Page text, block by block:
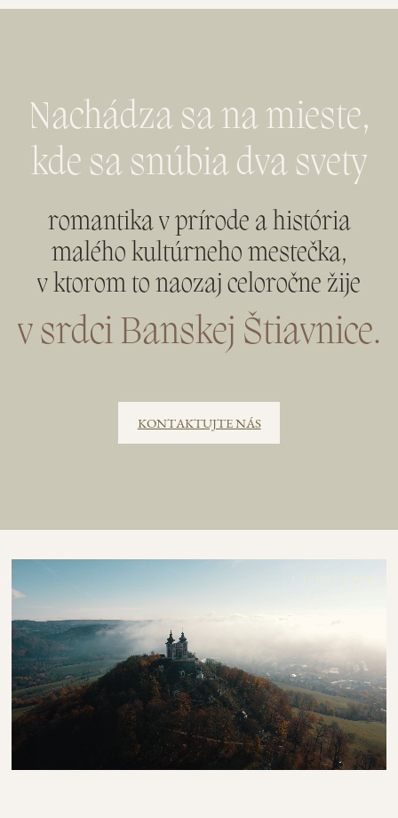
Nachádza sa na mieste,
kde sa snúbia dva svety
romantika v prírode a história
malého kultúrneho mestečka,
v ktorom to naozaj celoročne žije
v srdci Banskej Štiavnice.
KONTAKTUJTE NÁS